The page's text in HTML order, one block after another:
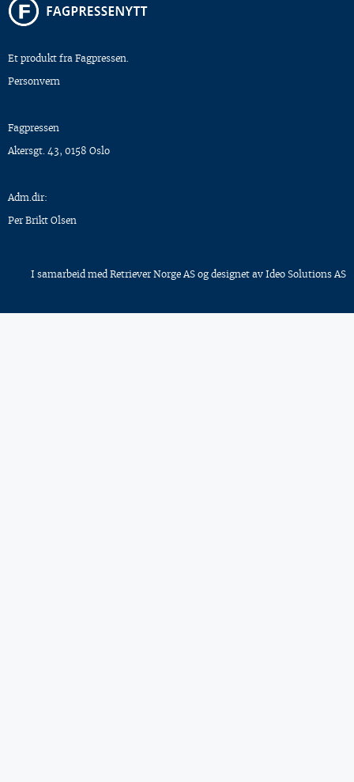
Et produkt fra Fagpressen.
Personvern
Fagpressen
Akersgt. 43, 0158 Oslo
Adm.dir:
Per Brikt Olsen
I samarbeid med Retriever Norge AS og designet av Ideo Solutions AS